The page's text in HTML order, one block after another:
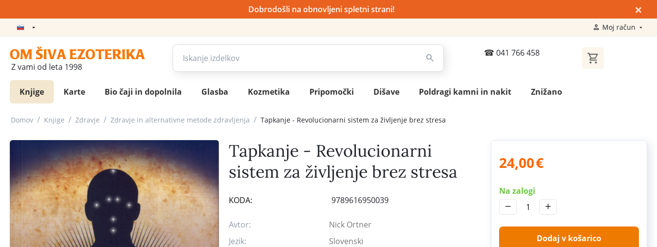
Dobrodošli na obnovljeni spletni strani! ×
Moj račun
Z vami od leta 1998
041 766 458
Knjige Karte Bio čaji in dopolnila Glasba Kozmetika Pripomočki Dišave Poldragi kamni in nakit Znižano
Domov / Knjige / Zdravje / Zdravje in alternativne metode zdravljenja / Tapkanje - Revolucionarni sistem za življenje brez stresa
Tapkanje - Revolucionarni
sistem za življenje brez stresa
KODA: 9789616950039
Avtor:
Nick Ortner
Jezik:
Slovenski
24,00€
Na zalogi
+
−
Dodaj v košarico